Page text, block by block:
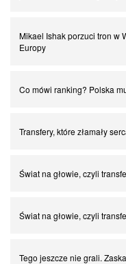
Mikael Ishak porzuci tron w
Europy
Co mówi ranking? Polska
Transfery, które złamały
Świat na głowie, czyli
Świat na głowie, czyli
Tego jeszcze nie grali.